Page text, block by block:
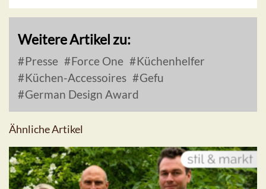
Weitere Artikel zu:
Presse Force One
Küchenhelfer
Küchen-Accessoires
Gefu
German Design Award
Ähnliche Artikel